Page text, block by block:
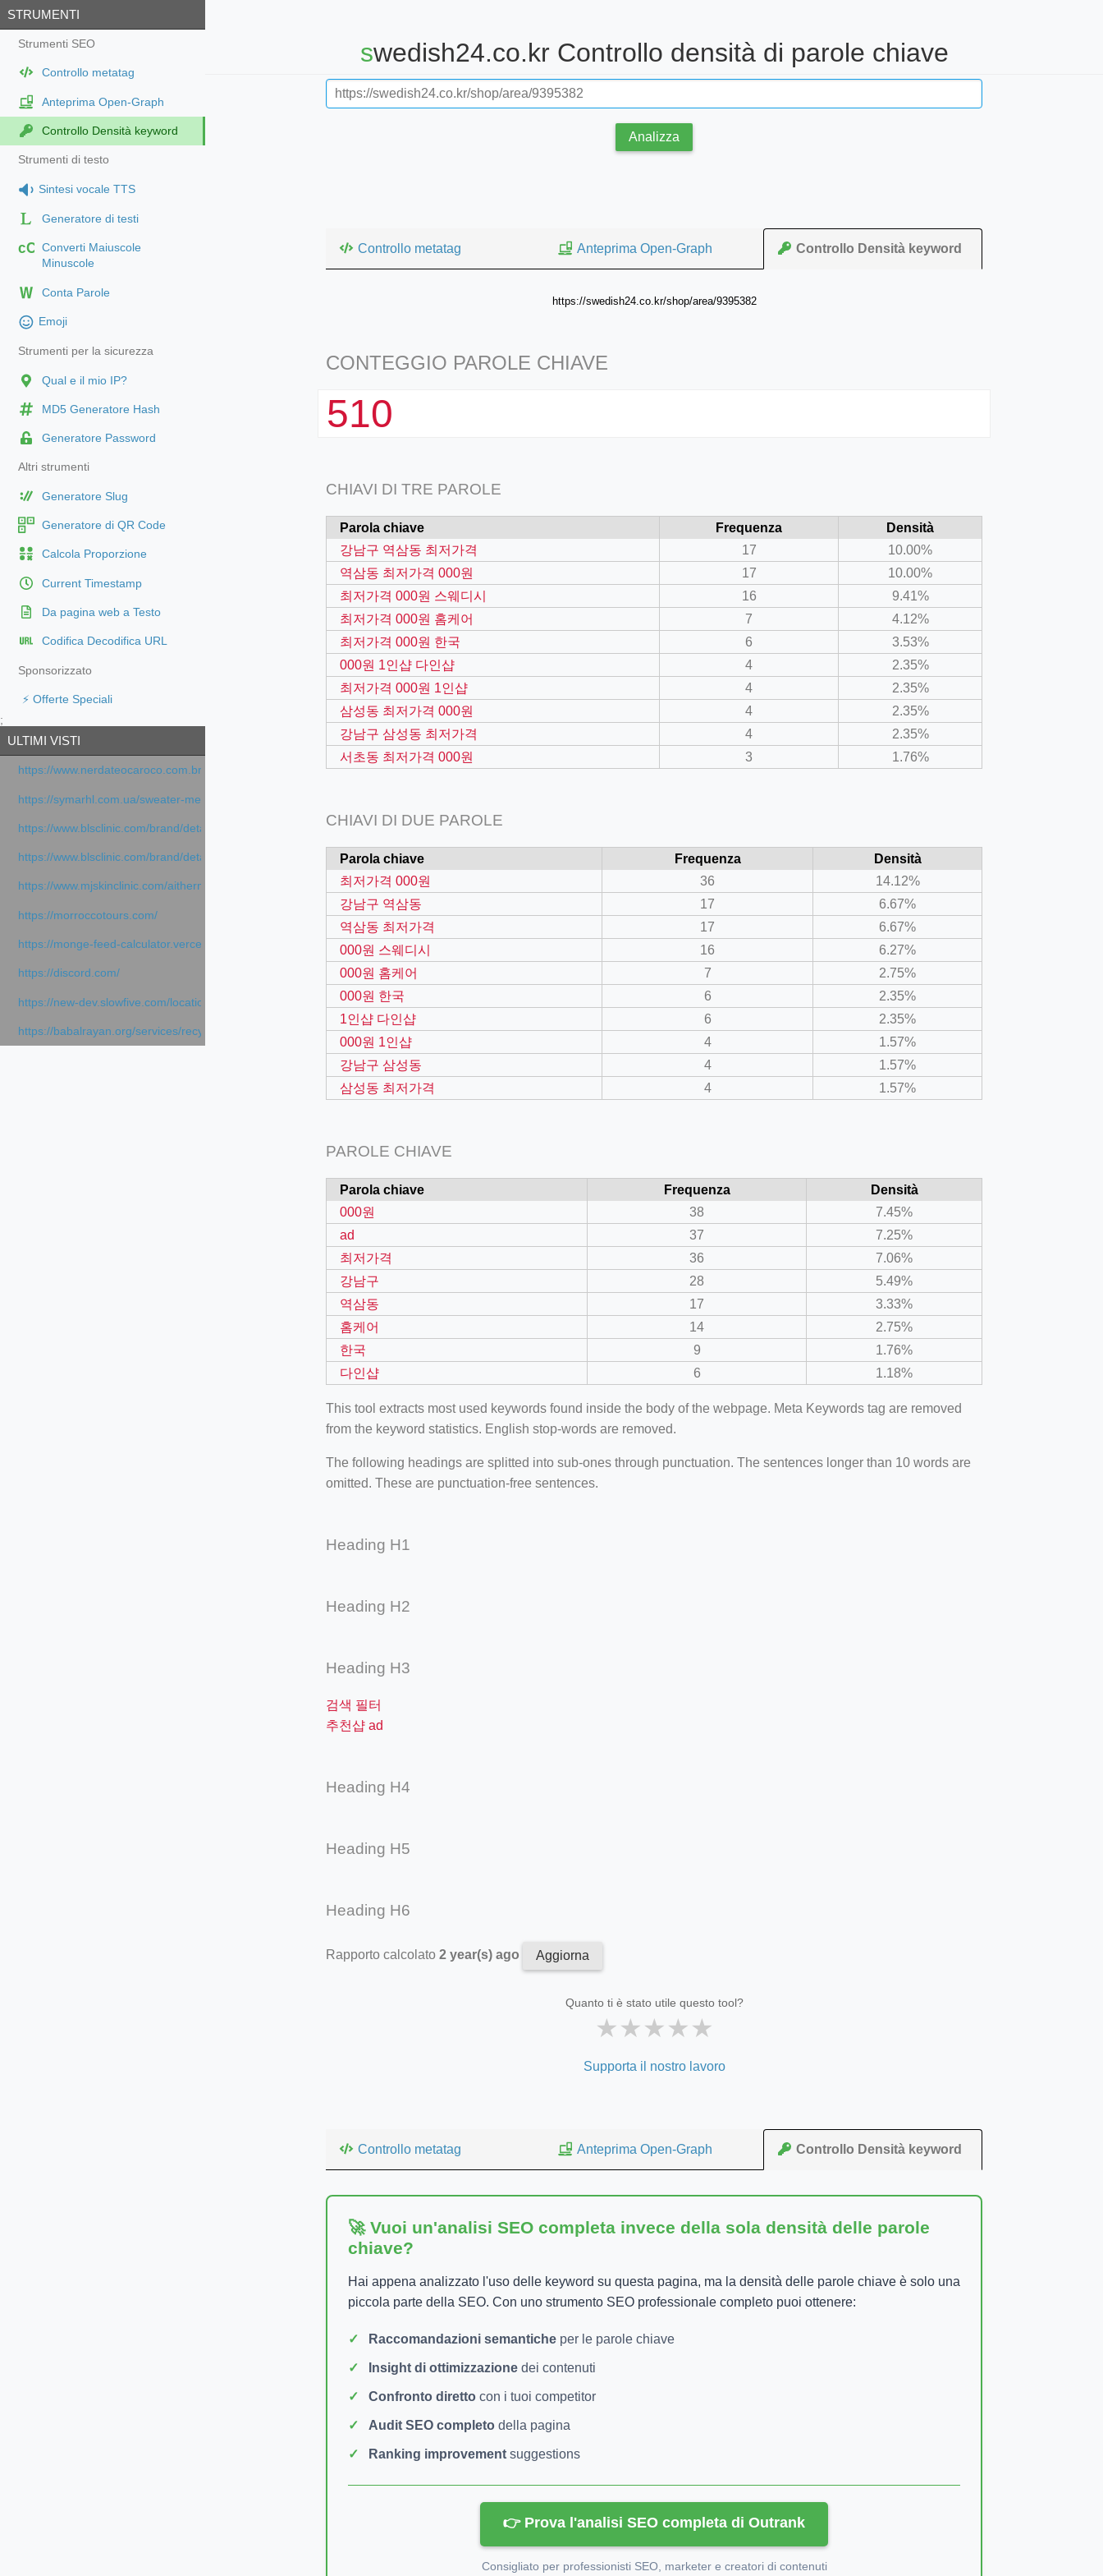
STRUMENTI
Strumenti SEO
Controllo metatag
Anteprima Open-Graph
Controllo Densità keyword
Strumenti di testo
Sintesi vocale TTS
Generatore di testi
cC Converti Maiuscole
Minuscole
Conta Parole
Emoji
Strumenti per la sicurezza
Qual e il mio IP?
MD5 Generatore Hash
Generatore Password
Altri strumenti
Generatore Slug
Generatore di QR Code
Calcola Proporzione
Current Timestamp
Da pagina web a Testo
Codifica Decodifica URL
Sponsorizzato
⚡ Offerte Speciali
;
ULTIMI VISTI
https://www.nerdateocaroco.com.br/
https://symarhl.com.ua/sweater-merino-crew-neck-navy-blue/
https://www.blsclinic.com/brand/detail.php
https://www.blsclinic.com/brand/detail.php?c=1013&n=29306
https://www.mjskinclinic.com/aithermage
https://morroccotours.com/
https://monge-feed-calculator.vercel.app/feed-calculator
https://discord.com/
https://new-dev.slowfive.com/location/co-work?lat=37.49813&lng=127.0284&zoom=16
https://babalrayan.org/services/recycling-shredder-plant-equipment/scrap-shredder-fabrication
swedish24.co.kr Controllo densità di parole chiave
Analizza
Controllo metatag Anteprima Open-Graph Controllo Densità keyword
https://swedish24.co.kr/shop/area/9395382
CONTEGGIO PAROLE CHIAVE
510
CHIAVI DI TRE PAROLE
Parola chiave Frequenza
Densità
강남구 역삼동 최저가격
17
10.00%
역삼동 최저가격 000원
17
10.00%
최저가격 000원 스웨디시
16
9.41%
최저가격 000원 홈케어
7
4.12%
최저가격 000원 한국
6
3.53%
000원 1인샵 다인샵
4
2.35%
최저가격 000원 1인샵
4
2.35%
삼성동 최저가격 000원
4
2.35%
강남구 삼성동 최저가격
4
2.35%
서초동 최저가격 000원
3 1.76%
CHIAVI DI DUE PAROLE
Parola chiave Frequenza
Densità
최저가격 000원
36
14.12%
강남구 역삼동
17
6.67%
역삼동 최저가격
17
6.67%
000원 스웨디시
16
6.27%
000원 홈케어
7
2.75%
000원 한국
6
2.35%
1인샵 다인샵
6
2.35%
000원 1인샵
4
1.57%
강남구 삼성동
4
1.57%
삼성동 최저가격
4 1.57%
PAROLE CHIAVE
Parola chiave Frequenza
Densità
000원
38
7.45%
ad
37
7.25%
최저가격
36
7.06%
강남구
28
5.49%
역삼동
17
3.33%
홈케어
14
2.75%
한국
9
1.76%
다인샵
6 1.18%
This tool extracts most used keywords found inside the body of the webpage. Meta Keywords tag are removed
from the keyword statistics. English stop-words are removed.
The following headings are splitted into sub-ones through punctuation. The sentences longer than 10 words are
omitted. These are punctuation-free sentences.
Heading H1
Heading H2
Heading H3
검색 필터
추천샵 ad
Heading H4
Heading H5
Heading H6
Rapporto calcolato 2 year(s) ago Aggiorna
Quanto ti è stato utile questo tool?
★★★★★
Supporta il nostro lavoro
Controllo metatag Anteprima Open-Graph Controllo Densità keyword
🚀 Vuoi un'analisi SEO completa invece della sola densità delle parole
chiave?
Hai appena analizzato l'uso delle keyword su questa pagina, ma la densità delle parole chiave è solo una
piccola parte della SEO. Con uno strumento SEO professionale completo puoi ottenere:
Raccomandazioni semantiche per le parole chiave
Insight di ottimizzazione dei contenuti
Confronto diretto con i tuoi competitor
Audit SEO completo della pagina
Ranking improvement suggestions
👉 Prova l'analisi SEO completa di Outrank
Consigliato per professionisti SEO, marketer e creatori di contenuti